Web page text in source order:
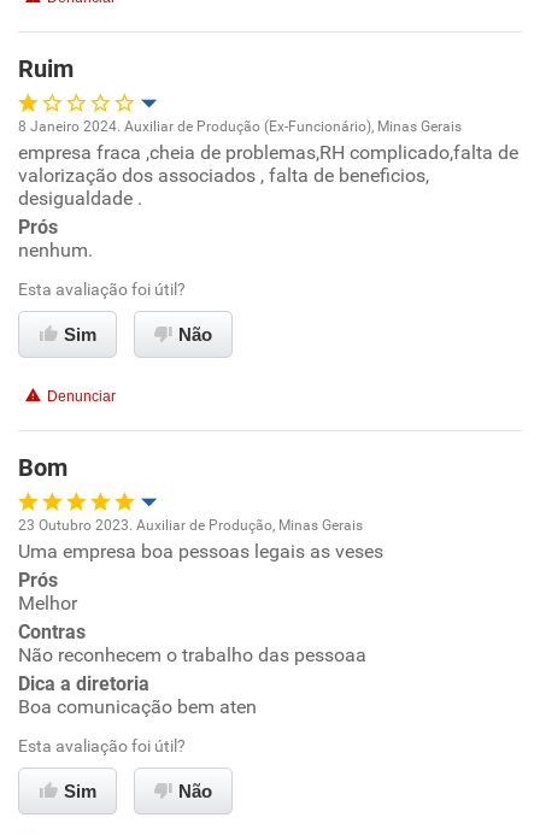
Ruim
Oportunidade de promoção
Ambiente de trabalho
Benefícios
Não recomenda esta empresa
Não recomenda a diretoria
8 Janeiro 2024. Auxiliar de Produção (Ex-Funcionário), Minas Gerais
empresa fraca ,cheia de problemas,RH complicado,falta de
valorização dos associados , falta de beneficios,
desigualdade .
Prós
nenhum.
Esta avaliação foi útil?
Sim Não
Denunciar
Bom
Oportunidade de promoção
Ambiente de trabalho
Conciliação com a vida familiar
Recomenda esta empresa
23 Outubro 2023. Auxiliar de Produção, Minas Gerais
Uma empresa boa pessoas legais as veses
Prós
Melhor
Contras
Não reconhecem o trabalho das pessoaa
Dica a diretoria
Boa comunicação bem aten
Esta avaliação foi útil?
Sim Não